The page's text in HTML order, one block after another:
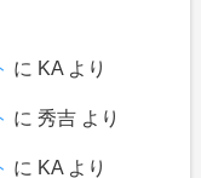
に KAより
に 秀吉より
に KAより